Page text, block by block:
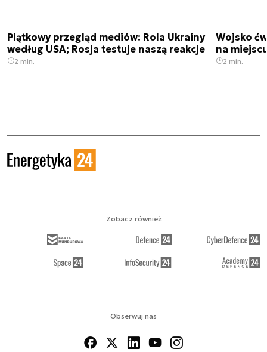
Piątkowy przegląd mediów: Rola Ukrainy
według USA; Rosja testuje naszą reakcje
2 min.
Wojsko
na
2 min.
Obserwuj nas
Zobacz również